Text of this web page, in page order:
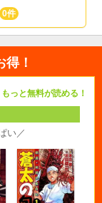
0件
得！
もっと無料が読める！
い／